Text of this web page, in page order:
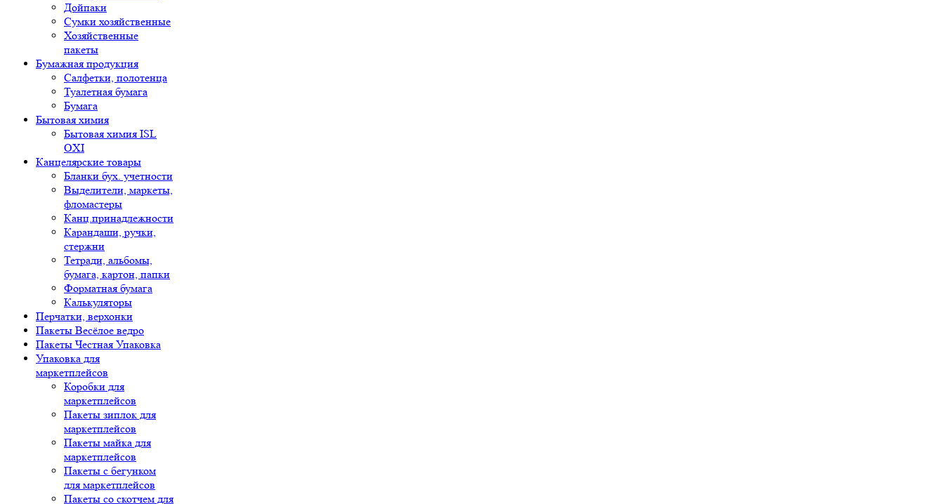
Дойпаки
Сумки хозяйственные
Хозяйственные
пакеты
Бумажная продукция
Салфетки, полотенца
Туалетная бумага
Бумага
Бытовая химия
Бытовая химия ISL
OXI
Канцелярские товары
Бланки бух. учетности
Выделители, маркеты,
фломастеры
Канц.принадлежности
Карандаши, ручки,
стержни
Тетради, альбомы,
бумага, картон, папки
Форматная бумага
Калькуляторы
Перчатки, верхонки
Пакеты Весёлое ведро
Пакеты Честная Упаковка
Упаковка для
маркетплейсов
Коробки для
маркетплейсов
Пакеты зиплок для
маркетплейсов
Пакеты майка для
маркетплейсов
Пакеты с бегунком
для маркетплейсов
Пакеты со скотчем для